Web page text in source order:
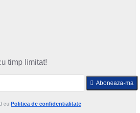
timp limitat!
Aboneaza-ma
cu Politica de confidentialitate